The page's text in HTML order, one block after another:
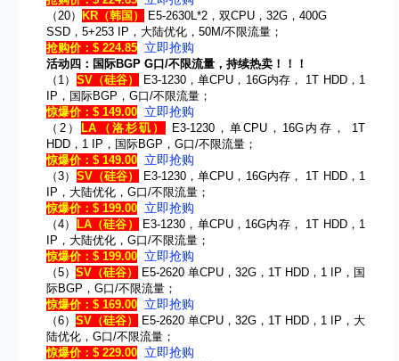
（20） KR （韩国）
E5-2630L*2，双CPU，32G，400G
SSD，5+253 IP，大陆优化，50M/不限流量；
抢购价：$ 224.85 立即抢购
活动四：国际BGP G口/不限流量，持续热卖！！！
（1） SV（硅谷）
E3-1230，单CPU，16G内存， 1T HDD，1
IP，国际BGP，G口/不限流量；
惊爆价：$ 149.00 立即抢购
（2） LA （洛杉矶）
E3-1230，单CPU，16G内存， 1T
HDD，1 IP，国际BGP，G口/不限流量；
惊爆价：$ 149.00 立即抢购
（3） SV（硅谷）
E3-1230，单CPU，16G内存， 1T HDD，1
IP，大陆优化，G口/不限流量；
惊爆价：$ 199.00 立即抢购
（4） LA（硅谷）
E3-1230，单CPU，16G内存， 1T HDD，1
IP，大陆优化，G口/不限流量；
惊爆价：$ 199.00 立即抢购
（5） SV （硅谷）
E5-2620 单CPU，32G，1T HDD，1 IP，国
际BGP，G口/不限流量；
惊爆价：$ 169.00 立即抢购
（6） SV （硅谷）
E5-2620 单CPU，32G，1T HDD，1 IP，大
陆优化，G口/不限流量；
惊爆价：$ 229.00 立即抢购